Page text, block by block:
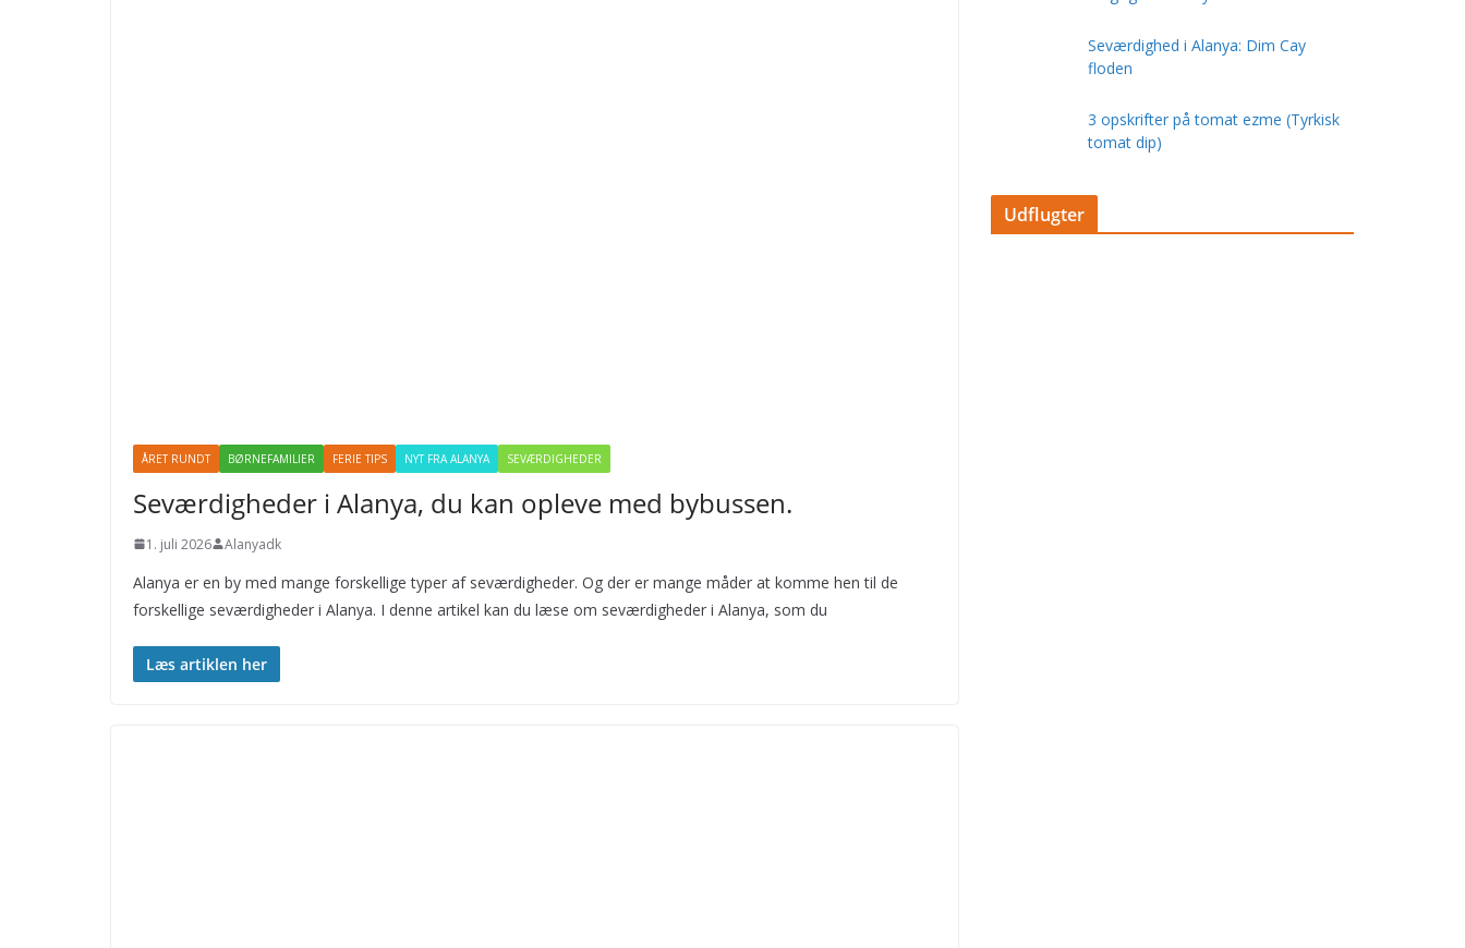
ÅRET RUNDT BØRNEFAMILIER FERIE TIPS NYT FRA ALANYA SEVÆRDIGHEDER
Seværdigheder i Alanya, du kan opleve med bybussen.
1. juli 2026 Alanyadk
Alanya er en by med mange forskellige typer af seværdigheder. Og der er mange måder at komme hen til de
forskellige seværdigheder i Alanya. I denne artikel kan du læse om seværdigheder i Alanya, som du
Læs artiklen her
Seværdighed i Alanya: Dim Cay
floden
3 opskrifter på tomat ezme (Tyrkisk
tomat dip)
Udflugter